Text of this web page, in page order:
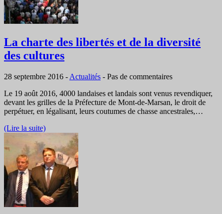
La charte des libertés et de la diversité
des cultures
28 septembre 2016 - Actualités - Pas de commentaires
Le 19 août 2016, 4000 landaises et landais sont venus revendiquer,
devant les grilles de la Préfecture de Mont-de-Marsan, le droit de
perpétuer, en légalisant, leurs coutumes de chasse ancestrales,…
(Lire la suite)